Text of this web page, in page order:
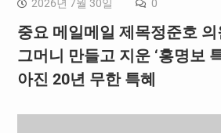
2026년 7월 30일 0
중요 메일메일 제목정준호
그머니 만들고 지운 ‘홍명보
아진 20년 무한 특혜